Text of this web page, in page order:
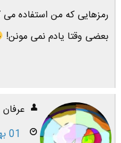
رمزهایی که من استفاده
بعضی وقتا یادم نمی مونن!
عرفان
01 بهمن 1393